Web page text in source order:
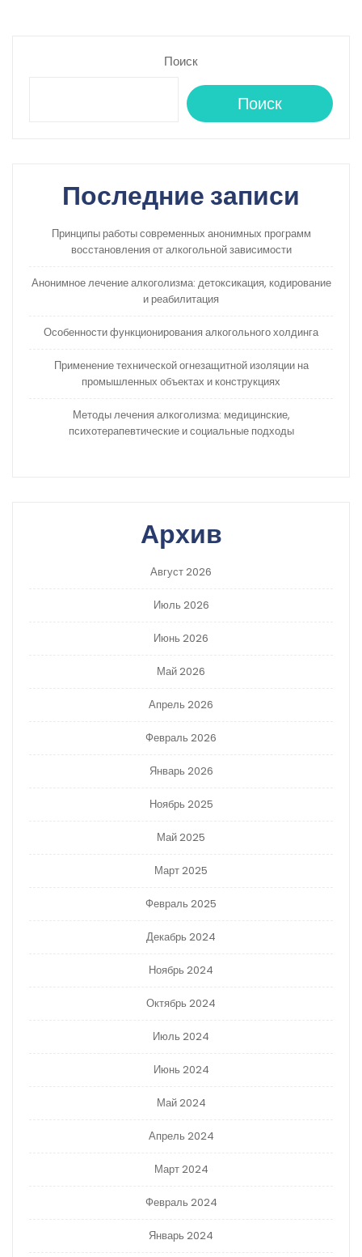
Поиск
Поиск
Последние записи
Принципы работы современных анонимных программ
восстановления от алкогольной зависимости
Анонимное лечение алкоголизма: детоксикация, кодирование
и реабилитация
Особенности функционирования алкогольного холдинга
Применение технической огнезащитной изоляции на
промышленных объектах и конструкциях
Методы лечения алкоголизма: медицинские,
психотерапевтические и социальные подходы
Архив
Август 2026
Июль 2026
Июнь 2026
Май 2026
Апрель 2026
Февраль 2026
Январь 2026
Ноябрь 2025
Май 2025
Март 2025
Февраль 2025
Декабрь 2024
Ноябрь 2024
Октябрь 2024
Июль 2024
Июнь 2024
Май 2024
Апрель 2024
Март 2024
Февраль 2024
Январь 2024